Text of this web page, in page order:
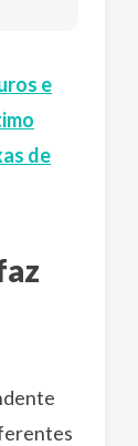
e
de